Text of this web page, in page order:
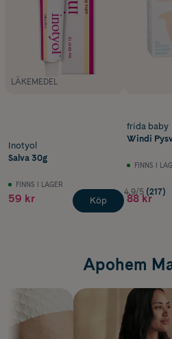
LÄKEMEDEL
Inotyol
Salva 30g
FINNS I LAGER
59 kr Köp
frida baby
Windi
FINNS I
4.9/5 (217)
88 kr
Apohem